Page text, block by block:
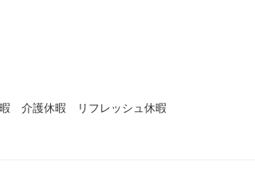
介護休暇 リフレッシュ休暇